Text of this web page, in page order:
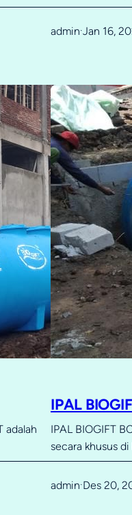
admin·Jan 16,
adalah
IPAL
IPAL BIOGIFT
secara khusus
admin·Des 20,